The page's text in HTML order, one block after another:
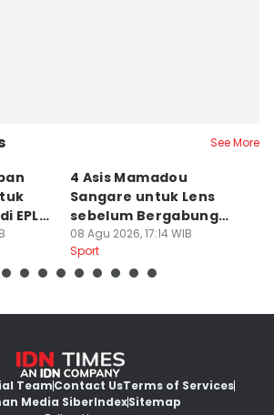
See More
EPL
4 Asis Mamadou
Sangare untuk Lens
sebelum Bergabung
dengan Brentford
08 Agu 2026, 17:14 WIB
Sport
TeamContact UsTerms of Services
Media SiberIndexSitemap